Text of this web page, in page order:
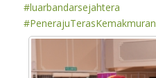
#luarbandarsejahtera
#PenerajuTerasKemakmuran